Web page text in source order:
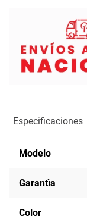
Especificaciones
Modelo
Garantìa
Color